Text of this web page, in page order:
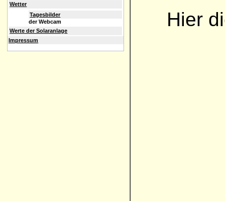
Hier
Wetter
Tagesbilder
der Webcam
Werte der Solaranlage
Impressum